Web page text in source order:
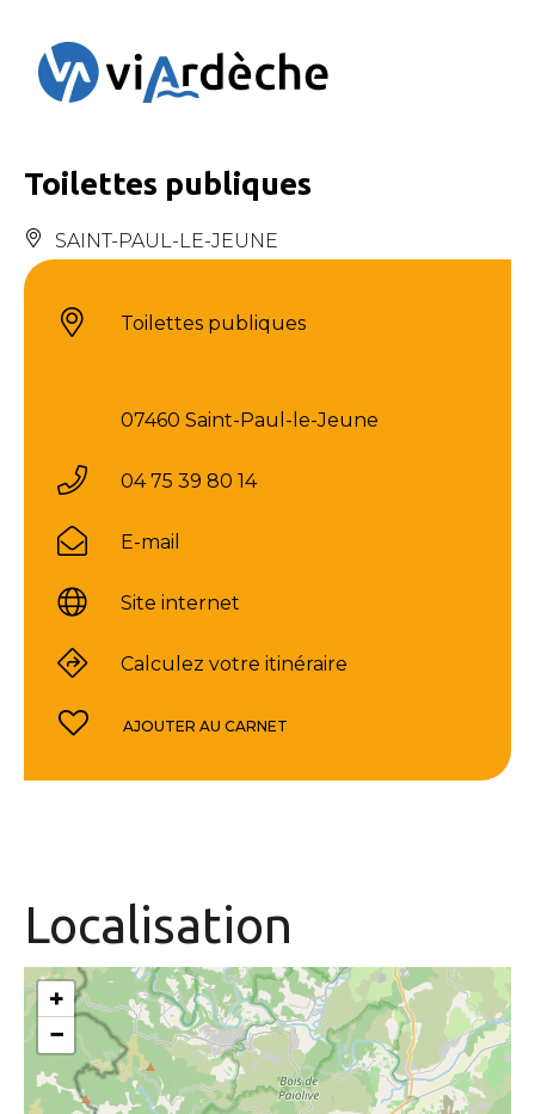
Toilettes publiques
SAINT-PAUL-LE-JEUNE
Localisation
+
−
Toilettes publiques
07460 Saint-Paul-le-Jeune
04 75 39 80 14
E-mail
Site internet
Calculez votre itinéraire
AJOUTER AU CARNET